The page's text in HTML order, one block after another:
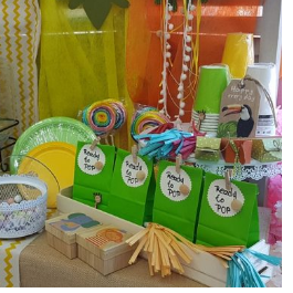
Διακόσμησης